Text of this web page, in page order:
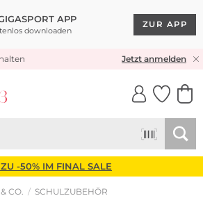
APP
downloaden
ZUR APP
VERSAND* & RÜCKVERSANDJetzt anmelden
-50% IM FINAL SALE
CO. SCHULZUBEHÖR